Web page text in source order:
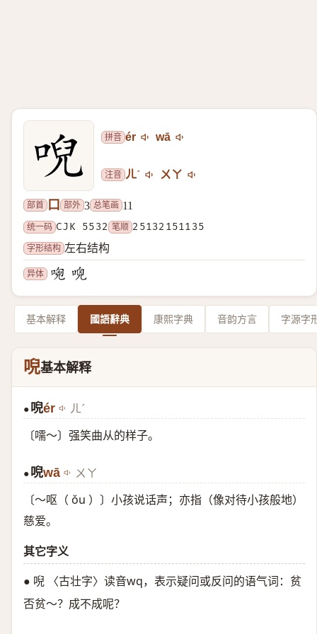
拼音 ér wā
注音 ㄦˊ ㄨㄚ
部首 口 部外 3 总笔画 11
统一码 CJK 5532 笔顺 25132151135
字形结构 左右结构
异体
基本解释 國語辭典 康熙字典 音韵方言 字源字
唲基本解释
● 唲ér ㄦˊ
〔嚅～〕强笑曲从的样子。
● 唲wā ㄨㄚ
〔～呕（ ǒu ）〕小孩说话声；亦指（像对待小孩般地）
慈爱。
其它字义
● 唲 〈古壮字〉读音wq，表示疑问或反问的语气词：贫
否贫～？成不成呢？